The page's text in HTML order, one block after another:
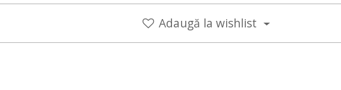
Adaugă la wishlist